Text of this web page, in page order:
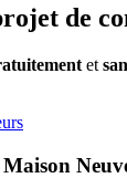
de
et